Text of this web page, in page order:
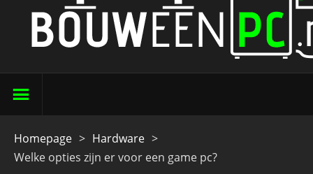
Homepage > Hardware >
Welke opties zijn er voor een game pc?